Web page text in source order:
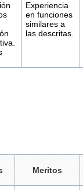
Experiencia
en funciones
similares a
las descritas.
Meritos